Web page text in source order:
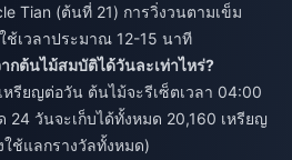
Tian (ต้นที่ 21) การวิ่งวนตามเข็ม
ช้เวลาประมาณ 12-15 นาที
กต้นไม้สมบัติได้วันละเท่าไหร่?
รียญต่อวัน ต้นไม้จะรีเซ็ตเวลา 04:00
24 วันจะเก็บได้ทั้งหมด 20,160 เหรียญ
ใช้แลกรางวัลทั้งหมด)